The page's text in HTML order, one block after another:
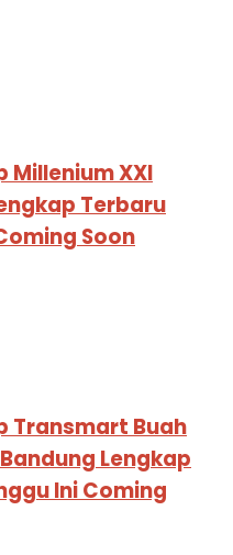
Millenium XXI
Terbaru
Soon
Transmart Buah
Lengkap
Ini Coming